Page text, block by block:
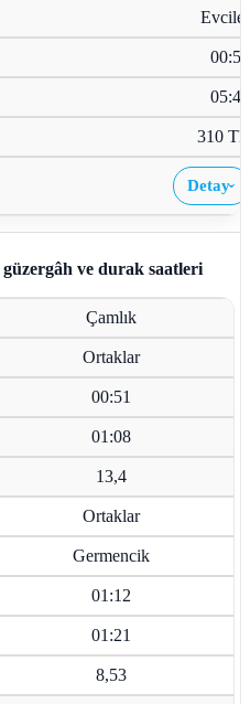
Evciler
00:51
05:43
310 TL
Detay›
güzergâh ve durak saatleri
Çamlık
Ortaklar
00:51
01:08
13,4
Ortaklar
Germencik
01:12
01:21
8,53